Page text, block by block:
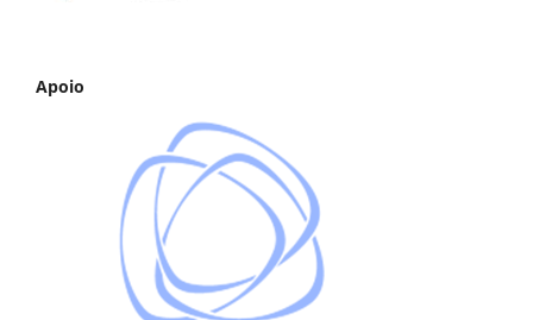
Apoio